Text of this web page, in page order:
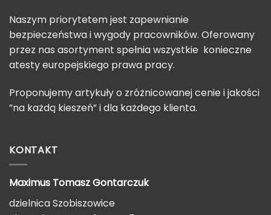
Naszym priorytetem jest zapewnianie
bezpieczeństwa i wygody pracowników. Oferowany
przez nas asortyment spełnia wszystkie konieczne
atesty europejskiego prawa pracy.
Proponujemy artykuły o zróżnicowanej cenie i jakości
”na każdą kieszeń” i dla każdego klienta.
KONTAKT
Maximus TomaszGontarczuk
dzielnica Szobiszowice